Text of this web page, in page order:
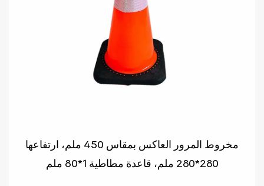
مخروط المرور العاكس بمقاس 450 ملم، ارتفاعها
280*280 ملم، قاعدة مطاطية 1*80 ملم